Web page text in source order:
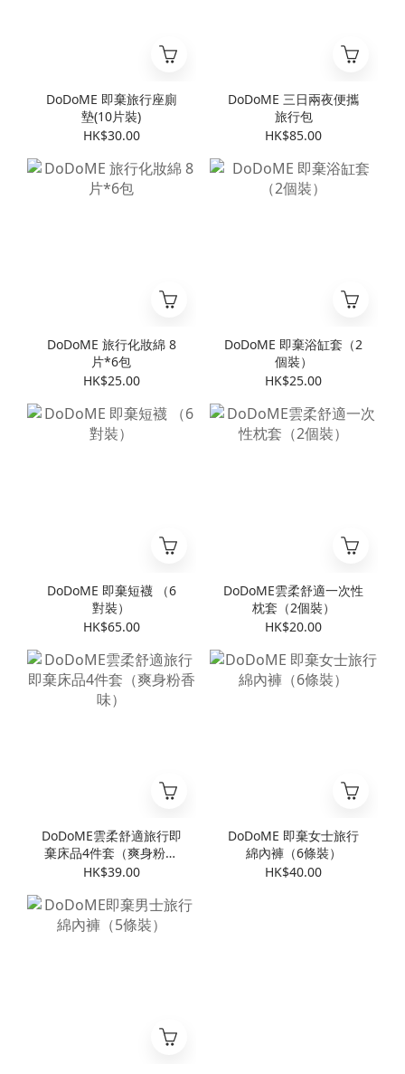
DoDoME 即棄旅行座廁
墊(10片裝)
HK$30.00
DoDoME 三日兩夜便攜
旅行包
HK$85.00
DoDoME 旅行化妝綿 8
片*6包
HK$25.00
DoDoME 即棄浴缸套（2
個裝）
HK$25.00
DoDoME 即棄短襪 （6
對裝）
HK$65.00
DoDoME雲柔舒適一次性
枕套（2個裝）
HK$20.00
DoDoME雲柔舒適旅行即
棄床品4件套（爽身粉香
味）
HK$39.00
DoDoME 即棄女士旅行
綿內褲（6條裝）
HK$40.00